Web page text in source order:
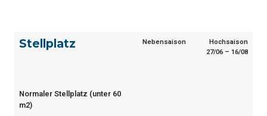
Stellplatz Nebensaison
Hochsaison
27/06 – 16/08
Normaler Stellplatz (unter 60
m2)